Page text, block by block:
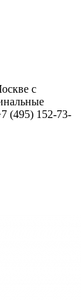
с
(495) 152-73-